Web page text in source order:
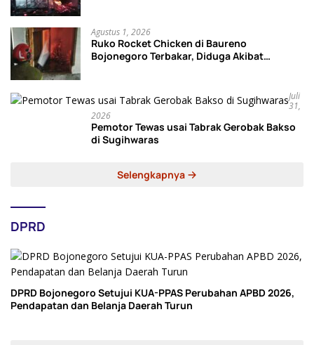
Agustus 1, 2026
Ruko Rocket Chicken di Baureno
Bojonegoro Terbakar, Diduga Akibat
Juli
31,
2026
Pemotor Tewas usai Tabrak Gerobak Bakso
di Sugihwaras
Selengkapnya
DPRD
DPRD Bojonegoro Setujui KUA-PPAS Perubahan APBD 2026,
Pendapatan dan Belanja Daerah Turun